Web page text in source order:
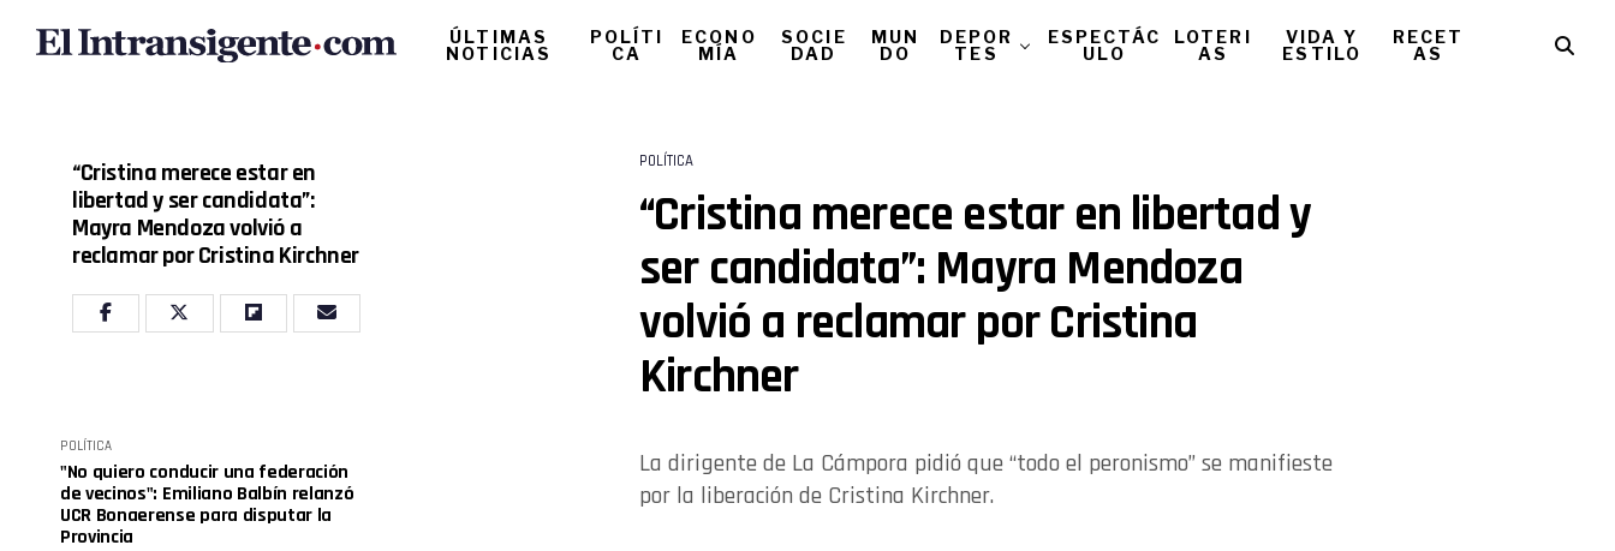
ÚLTIMAS
NOTICIAS
POLÍTI
CA
ECONO
MÍA
SOCIE
DAD
MUN
DO
DEPOR
TES
ESPECTÁC
ULO
LOTERI
AS
VIDA Y
ESTILO
RECET
AS
“Cristina merece estar en
libertad y ser candidata”:
Mayra Mendoza volvió a
reclamar por Cristina Kirchner
POLÍTICA
"No quiero conducir una federación
de vecinos": Emiliano Balbín relanzó
UCR Bonaerense para disputar la
Provincia
POLÍTICA
“Cristina merece estar en libertad y
ser candidata”: Mayra Mendoza
volvió a reclamar por Cristina
Kirchner
La dirigente de La Cámpora pidió que “todo el peronismo” se manifieste
por la liberación de Cristina Kirchner.